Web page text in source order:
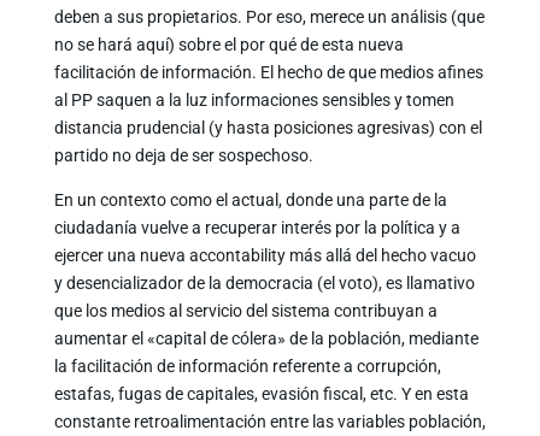
deben a sus propietarios. Por eso, merece un análisis (que
no se hará aquí) sobre el por qué de esta nueva
facilitación de información. El hecho de que medios afines
al PP saquen a la luz informaciones sensibles y tomen
distancia prudencial (y hasta posiciones agresivas) con el
partido no deja de ser sospechoso.
En un contexto como el actual, donde una parte de la
ciudadanía vuelve a recuperar interés por la política y a
ejercer una nueva accontability más allá del hecho vacuo
y desencializador de la democracia (el voto), es llamativo
que los medios al servicio del sistema contribuyan a
aumentar el «capital de cólera» de la población, mediante
la facilitación de información referente a corrupción,
estafas, fugas de capitales, evasión fiscal, etc. Y en esta
constante retroalimentación entre las variables población,